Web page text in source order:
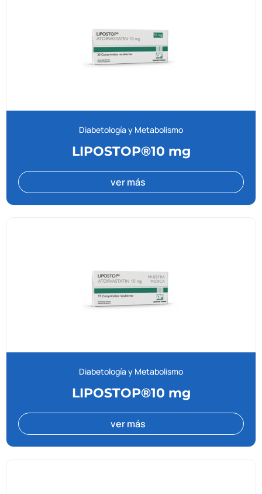
Diabetología y Metabolismo
LIPOSTOP®10 mg
ver más
Diabetología y Metabolismo
LIPOSTOP®10 mg
ver más